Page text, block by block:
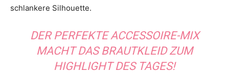
schlankere Silhouette.
DER PERFEKTE ACCESSOIRE-MIX
MACHT DAS BRAUTKLEID ZUM
HIGHLIGHT DES TAGES!